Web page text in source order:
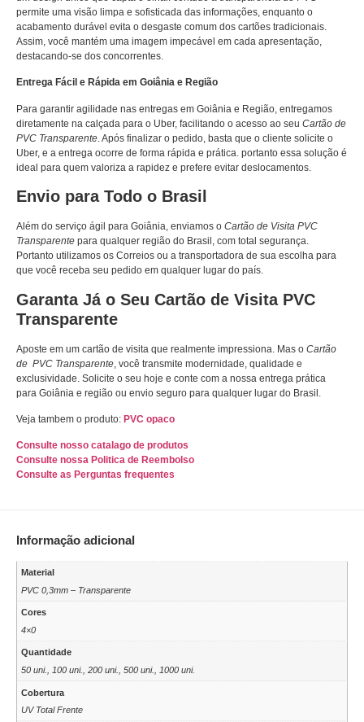
permite uma visão limpa e sofisticada das informações, enquanto o
acabamento durável evita o desgaste comum dos cartões tradicionais.
Assim, você mantém uma imagem impecável em cada apresentação,
destacando-se dos concorrentes.
Entrega Fácil e Rápida em Goiânia e Região
Para garantir agilidade nas entregas em Goiânia e Região, entregamos
diretamente na calçada para o Uber, facilitando o acesso ao seu Cartão de
PVC Transparente . Após finalizar o pedido, basta que o cliente solicite o
Uber, e a entrega ocorre de forma rápida e prática. portanto essa solução é
ideal para quem valoriza a rapidez e prefere evitar deslocamentos.
Envio para Todo o Brasil
Além do serviço ágil para Goiânia, enviamos o Cartão de Visita PVC
Transparente para qualquer região do Brasil, com total segurança.
Portanto utilizamos os Correios ou a transportadora de sua escolha para
que você receba seu pedido em qualquer lugar do país.
Garanta Já o Seu Cartão de Visita PVC
Transparente
Aposte em um cartão de visita que realmente impressiona. Mas o Cartão
de PVC Transparente , você transmite modernidade, qualidade e
exclusividade. Solicite o seu hoje e conte com a nossa entrega prática
para Goiânia e região ou envio seguro para qualquer lugar do Brasil.
Veja tambem o produto: PVC opaco
Consulte nosso catalago de produtos
Consulte nossa Politica de Reembolso
Consulte as Perguntas frequentes
Informação adicional
Material
PVC 0,3mm – Transparente
Cores
4×0
Quantidade
50 uni., 100 uni., 200 uni., 500 uni., 1000 uni.
Cobertura
UV Total Frente